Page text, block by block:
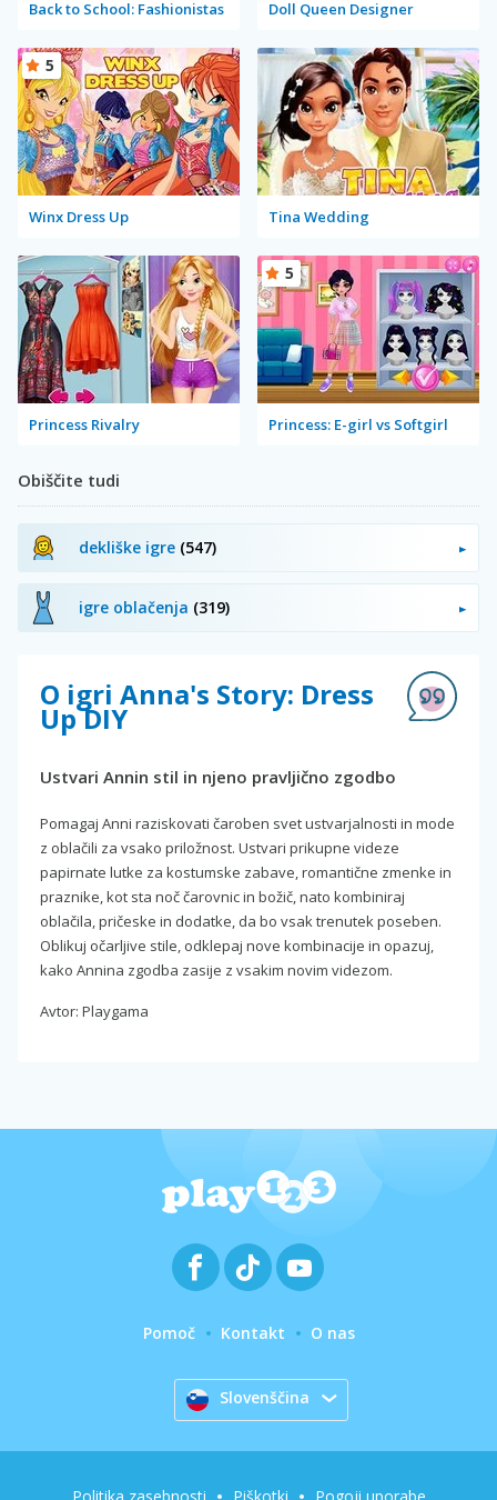
Back to School: Fashionistas Doll Queen Designer
Winx Dress Up
5
Tina Wedding
Princess Rivalry Princess: E-girl vs Softgirl
5
Obiščite tudi
dekliške igre (547)
igre oblačenja (319)
O igri Anna's Story: Dress
Up DIY
Ustvari Annin stil in njeno pravljično zgodbo
Pomagaj Anni raziskovati čaroben svet ustvarjalnosti in mode
z oblačili za vsako priložnost. Ustvari prikupne videze
papirnate lutke za kostumske zabave, romantične zmenke in
praznike, kot sta noč čarovnic in božič, nato kombiniraj
oblačila, pričeske in dodatke, da bo vsak trenutek poseben.
Oblikuj očarljive stile, odklepaj nove kombinacije in opazuj,
kako Annina zgodba zasije z vsakim novim videzom.
Avtor: Playgama
Pomoč Kontakt O nas
Slovenščina